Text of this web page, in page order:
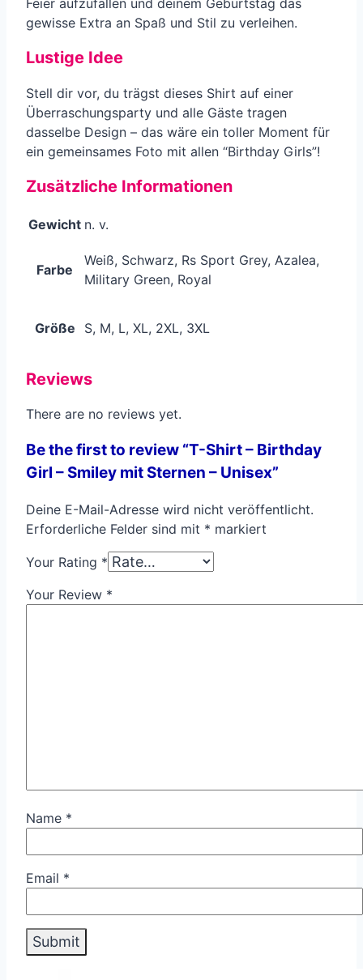
gewisse Extra an Spaß und Stil zu verleihen.
Lustige Idee
Stell dir vor, du trägst dieses Shirt auf einer
Überraschungsparty und alle Gäste tragen
dasselbe Design – das wäre ein toller Moment für
ein gemeinsames Foto mit allen “Birthday Girls”!
Zusätzliche Informationen
Gewicht n. v.
Farbe
Weiß, Schwarz, Rs Sport Grey, Azalea,
Military Green, Royal
Größe S, M, L, XL, 2XL, 3XL
Reviews
There are no reviews yet.
Be the first to review “T-Shirt – Birthday
Girl – Smiley mit Sternen – Unisex”
Deine E-Mail-Adresse wird nicht veröffentlicht.
Erforderliche Felder sind mit * markiert
Your Rating *
Your Review *
Name *
Email *